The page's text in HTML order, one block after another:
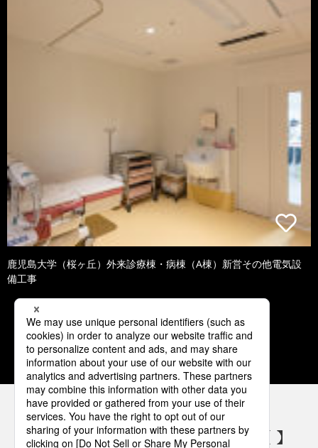
鹿児島大学（桜ヶ丘）外来診療棟・病棟（A棟）新営その他電気設
備工事
1 2 3 4 5
パナソニックの電気設備 SNSアカウント